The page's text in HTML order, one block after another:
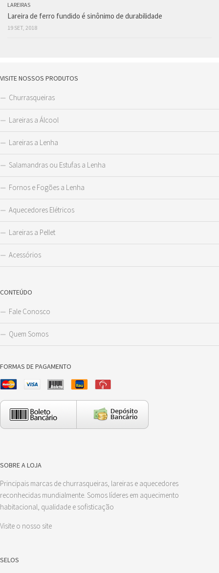
LAREIRAS
Lareira de ferro fundido é sinônimo de durabilidade
19 SET, 2018
VISITE NOSSOS PRODUTOS
Churrasqueiras
Lareiras a Álcool
Lareiras a Lenha
Salamandras ou Estufas a Lenha
Fornos e Fogões a Lenha
Aquecedores Elétricos
Lareiras a Pellet
Acessórios
CONTEÚDO
Fale Conosco
Quem Somos
FORMAS DE PAGAMENTO
SOBRE A LOJA
Principais marcas de churrasqueiras, lareiras e aquecedores
reconhecidas mundialmente. Somos líderes em aquecimento
habitacional, qualidade e sofisticação
Visite o nosso site
SELOS